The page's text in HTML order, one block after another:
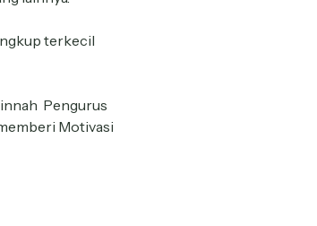
terkecil
Pengurus
Motivasi